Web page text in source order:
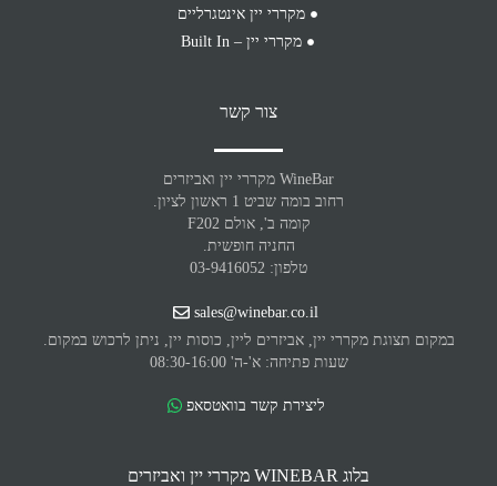
מקררי יין אינטגרליים
מקררי יין – Built In
צור קשר
WineBar מקררי יין ואביזרים
רחוב בומה שביט 1 ראשון לציון.
קומה ב', אולם F202
החניה חופשית.
טלפון: 03-9416052
sales@winebar.co.il
במקום תצוגת מקררי יין, אביזרים ליין, כוסות יין, ניתן לרכוש במקום.
שעות פתיחה: א'-ה' 08:30-16:00
ליצירת קשר בוואטסאפ
בלוג WINEBAR מקררי יין ואביזרים